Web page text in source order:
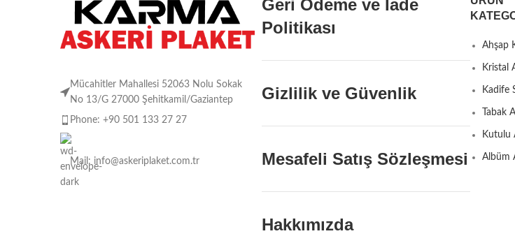
Mücahitler Mahallesi 52063 Nolu Sokak
No 13/G 27000 Şehitkamil/Gaziantep
Phone: +90 501 133 27 27
Mail: info@askeriplaket.com.tr
Geri Ödeme ve İade
Politikası
Gizlilik ve Güvenlik
Mesafeli Satış Sözleşmesi
Hakkımızda
Ahşap
Kristal
Kadife
Tabak
Kutulu
Albüm